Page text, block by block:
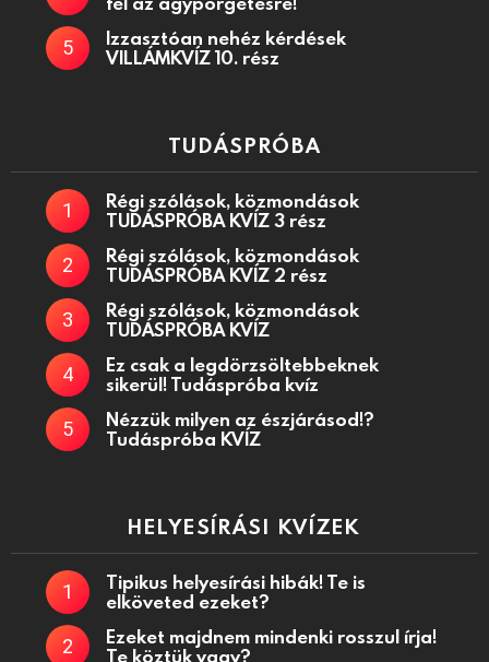
Izzasztóan nehéz kérdések
VILLÁMKVÍZ 10. rész
TUDÁSPRÓBA
Régi szólások, közmondások
TUDÁSPRÓBA KVÍZ 3 rész
Régi szólások, közmondások
TUDÁSPRÓBA KVÍZ 2 rész
Régi szólások, közmondások
TUDÁSPRÓBA KVÍZ
Ez csak a legdörzsöltebbeknek
sikerül! Tudáspróba kvíz
Nézzük milyen az észjárásod!?
Tudáspróba KVÍZ
HELYESÍRÁSI KVÍZEK
Tipikus helyesírási hibák! Te is
elköveted ezeket?
Ezeket majdnem mindenki rosszul írja!
Te köztük vagy?